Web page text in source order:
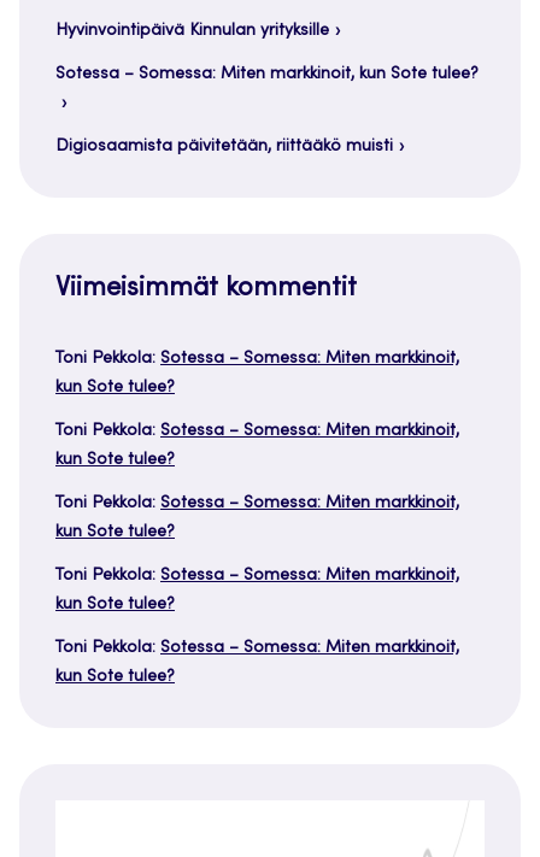
Hyvinvointipäivä Kinnulan yrityksille
Sotessa – Somessa: Miten markkinoit, kun Sote tulee?
Digiosaamista päivitetään, riittääkö muisti
Viimeisimmät kommentit
Toni Pekkola: Sotessa – Somessa: Miten markkinoit,
kun Sote tulee?
Toni Pekkola: Sotessa – Somessa: Miten markkinoit,
kun Sote tulee?
Toni Pekkola: Sotessa – Somessa: Miten markkinoit,
kun Sote tulee?
Toni Pekkola: Sotessa – Somessa: Miten markkinoit,
kun Sote tulee?
Toni Pekkola: Sotessa – Somessa: Miten markkinoit,
kun Sote tulee?